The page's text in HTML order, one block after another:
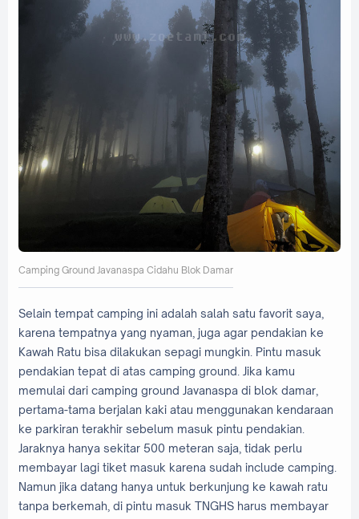
Camping Ground Javanaspa Cidahu Blok Damar
Selain tempat camping ini adalah salah satu favorit saya,
karena tempatnya yang nyaman, juga agar pendakian ke
Kawah Ratu bisa dilakukan sepagi mungkin. Pintu masuk
pendakian tepat di atas camping ground. Jika kamu
memulai dari camping ground Javanaspa di blok damar,
pertama-tama berjalan kaki atau menggunakan kendaraan
ke parkiran terakhir sebelum masuk pintu pendakian.
Jaraknya hanya sekitar 500 meteran saja, tidak perlu
membayar lagi tiket masuk karena sudah include camping.
Namun jika datang hanya untuk berkunjung ke kawah ratu
tanpa berkemah, di pintu masuk TNGHS harus membayar